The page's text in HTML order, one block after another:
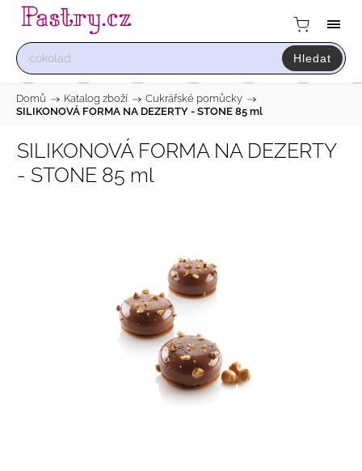
Hledat
Domů / Katalog zboží / Cukrářské pomůcky /
SILIKONOVÁ FORMA NA DEZERTY - STONE 85 ml
SILIKONOVÁ FORMA NA DEZERTY
- STONE 85 ml